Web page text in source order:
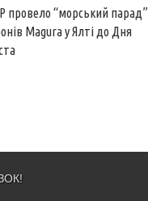
провело “морський парад”
Magura у Ялті до Дня